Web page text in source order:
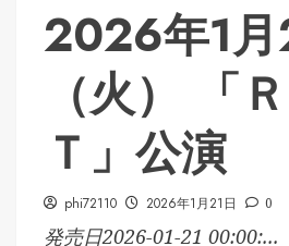
2026年1
（火） 「
Ｔ」公演
phi72110 2026年1月21日 0
発売日2026-01-21 00:00:...